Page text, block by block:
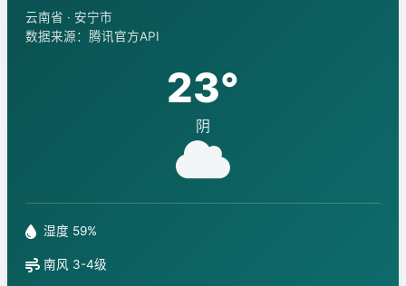
云南省 · 安宁市
数据来源：腾讯官方API
23°
阴
湿度 59%
南风 3-4级